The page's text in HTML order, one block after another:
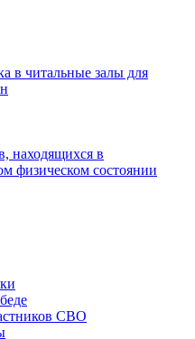
в читальные залы для
находящихся в
физическом состоянии
СВО